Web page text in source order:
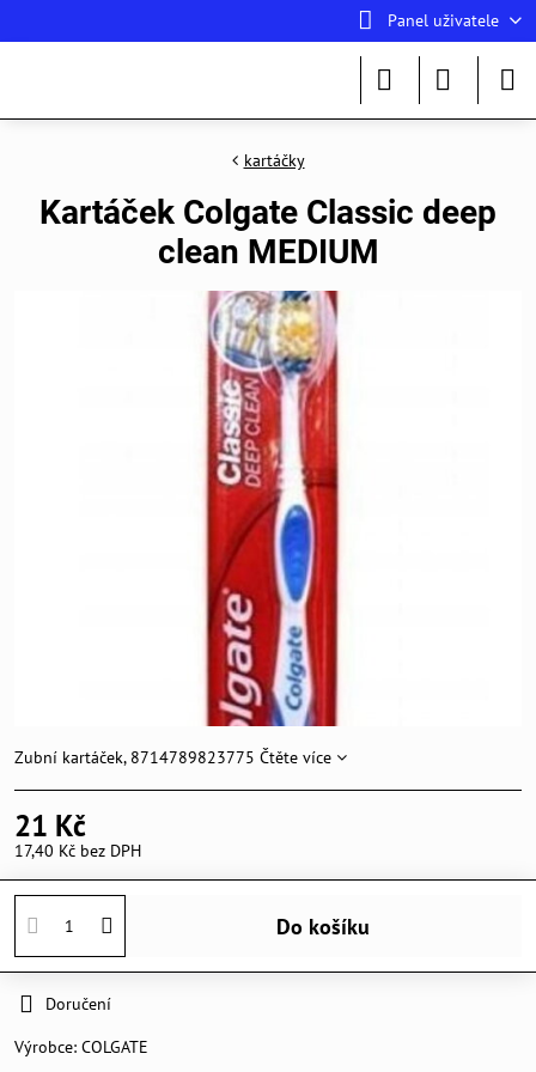
Panel uživatele
kartáčky
Kartáček Colgate Classic deep
clean MEDIUM
Zubní kartáček, 8714789823775 Čtěte více
21 Kč
17,40 Kč bez DPH
Do košíku
Doručení
Výrobce: COLGATE